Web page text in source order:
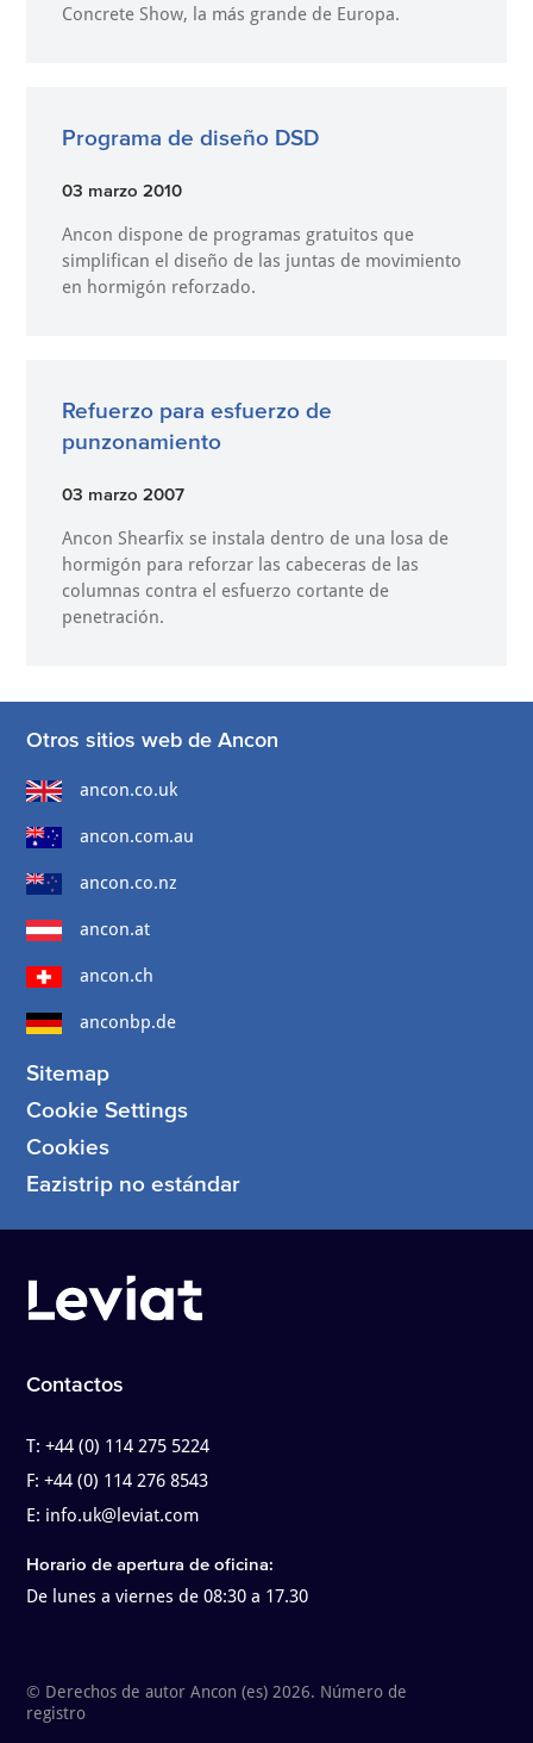
Concrete Show, la más grande de Europa.
Programa de diseño DSD
03 marzo 2010
Ancon dispone de programas gratuitos que
simplifican el diseño de las juntas de movimiento
en hormigón reforzado.
Refuerzo para esfuerzo de
punzonamiento
03 marzo 2007
Ancon Shearfix se instala dentro de una losa de
hormigón para reforzar las cabeceras de las
columnas contra el esfuerzo cortante de
penetración.
Otros sitios web de Ancon
ancon.co.uk
ancon.com.au
ancon.co.nz
ancon.at
ancon.ch
anconbp.de
Sitemap
Cookie Settings
Cookies
Eazistrip no estándar
Contactos
T:+44 (0) 114 275 5224
F:+44 (0) 114 276 8543
E: info.uk@leviat.com
Horario de apertura de oficina:
De lunes a viernes de 08:30 a 17.30
© Derechos de autor Ancon (es) 2026. Número de
registro